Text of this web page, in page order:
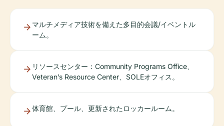
マルチメディア技術を備えた多目的会議/イベントル
ーム。
リソースセンター：Community Programs Office、
Veteran’s Resource Center、SOLEオフィス。
体育館、プール、更新されたロッカールーム。